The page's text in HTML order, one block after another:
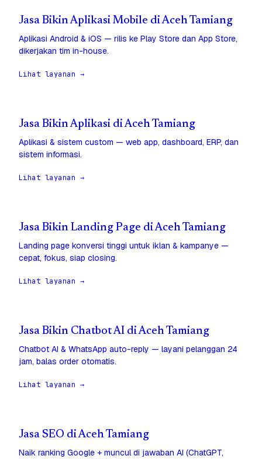
Jasa Bikin Aplikasi Mobile di Aceh Tamiang
Aplikasi Android & iOS — rilis ke Play Store dan App Store,
dikerjakan tim in-house.
Lihat layanan →
Jasa Bikin Aplikasi di Aceh Tamiang
Aplikasi & sistem custom — web app, dashboard, ERP, dan
sistem informasi.
Lihat layanan →
Jasa Bikin Landing Page di Aceh Tamiang
Landing page konversi tinggi untuk iklan & kampanye —
cepat, fokus, siap closing.
Lihat layanan →
Jasa Bikin Chatbot AI di Aceh Tamiang
Chatbot AI & WhatsApp auto-reply — layani pelanggan 24
jam, balas order otomatis.
Lihat layanan →
Jasa SEO di Aceh Tamiang
Naik ranking Google + muncul di jawaban AI (ChatGPT,